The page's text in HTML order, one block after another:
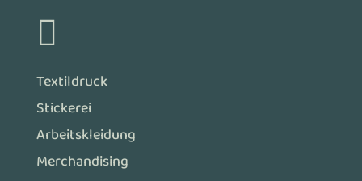

Textildruck
Stickerei
Arbeitskleidung
Merchandising